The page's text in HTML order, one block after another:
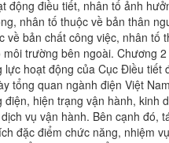
động điều tiết, nhân tố ảnh
nhân tố thuộc về bản thân
về bản chất công việc, nhân tố
trường bên ngoài. Chương
lực hoạt động của Cục Điều tiết
tổng quan ngành điện Việt
điện, hiện trạng vận hành, kinh
vụ vận hành. Bên cạnh đó,
đặc điểm chức năng, nhiệm